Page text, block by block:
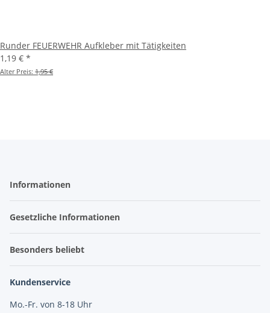
Runder FEUERWEHR Aufkleber mit Tätigkeiten
1,19 € *
Alter Preis: 1,95 €
Informationen
Gesetzliche Informationen
Besonders beliebt
Kundenservice
Mo.-Fr. von 8-18 Uhr